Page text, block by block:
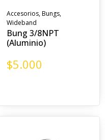
Accesorios,Bungs,
Wideband
Bung 3/8NPT
(Aluminio)
$5.000